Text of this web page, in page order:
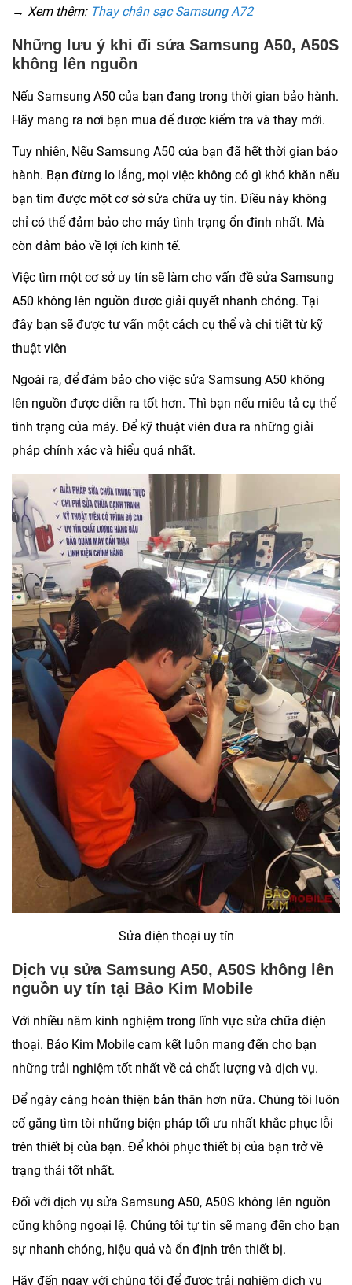
→ Xem thêm: Thay chân sạc Samsung A72
Những lưu ý khi đi sửa Samsung A50, A50S
không lên nguồn
Nếu Samsung A50 của bạn đang trong thời gian bảo hành.
Hãy mang ra nơi bạn mua để được kiểm tra và thay mới.
Tuy nhiên, Nếu Samsung A50 của bạn đã hết thời gian bảo
hành. Bạn đừng lo lắng, mọi việc không có gì khó khăn nếu
bạn tìm được một cơ sở sửa chữa uy tín. Điều này không
chỉ có thể đảm bảo cho máy tình trạng ổn đinh nhất. Mà
còn đảm bảo về lợi ích kinh tế.
Việc tìm một cơ sở uy tín sẽ làm cho vấn đề sửa Samsung
A50 không lên nguồn được giải quyết nhanh chóng. Tại
đây bạn sẽ được tư vấn một cách cụ thể và chi tiết từ kỹ
thuật viên
Ngoài ra, để đảm bảo cho việc sửa Samsung A50 không
lên nguồn được diễn ra tốt hơn. Thì bạn nếu miêu tả cụ thể
tình trạng của máy. Để kỹ thuật viên đưa ra những giải
pháp chính xác và hiểu quả nhất.
Sửa điện thoại uy tín
Dịch vụ sửa Samsung A50, A50S không lên
nguồn uy tín tại Bảo Kim Mobile
Với nhiều năm kinh nghiệm trong lĩnh vực sửa chữa điện
thoại. Bảo Kim Mobile cam kết luôn mang đến cho bạn
những trải nghiệm tốt nhất về cả chất lượng và dịch vụ.
Để ngày càng hoàn thiện bản thân hơn nữa. Chúng tôi luôn
cố gắng tìm tòi những biện pháp tối ưu nhất khắc phục lỗi
trên thiết bị của bạn. Để khôi phục thiết bị của bạn trở về
trạng thái tốt nhất.
Đối với dịch vụ sửa Samsung A50, A50S không lên nguồn
cũng không ngoại lệ. Chúng tôi tự tin sẽ mang đến cho bạn
sự nhanh chóng, hiệu quả và ổn định trên thiết bị.
Hãy đến ngay với chúng tôi để được trải nghiệm dịch vụ